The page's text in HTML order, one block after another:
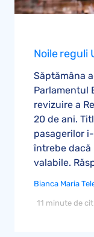
Noile reguli
Săptămâna
Parlamentul
revizuire a
20 de ani.
pasagerilor
întrebe dacă
valabile.
Bianca Maria
11 minute de